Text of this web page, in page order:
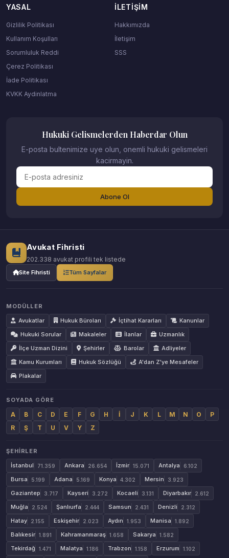
YASAL
Gizlilik Politikası
Kullanım Koşulları
Sorumluluk Reddi
Çerez Politikası
İade Politikası
KVKK Aydinlatma
İLETIŞIM
Hakkımızda
İletişim
SSS
Hukuki Gelismelerden Haberdar Olun
E-posta bultenimize uye olun, onemli hukuki gelismeleri
kacirmayin.
Abone Ol
Avukat Fihristi
202.338 avukat profili tek listede
Site Fihristi Tüm Sayfalar
MODÜLLER
Avukatlar
Hukuk Büroları İçtihat Kararları
Kanunlar
Hukuki Sorular
Makaleler İlanlar
Uzmanlık
İlçe Uzman Dizini
Şehirler Barolar
Adliyeler
Kamu Kurumları
Hukuk Sözlüğü
A'dan Z'ye Mesafeler
Plakalar
SOYADA GÖRE
A B C D E F G H İ J K L M N O
P
R
Ş T U V Y Z
ŞEHIRLER
İstanbul
71.359 Ankara 26.654 İzmir 15.071 Antalya 6.102
Bursa 5.199 Adana 5.169 Konya 4.302 Mersin 3.923
Gaziantep 3.717 Kayseri 3.272 Kocaeli 3.131 Diyarbakır 2.612
Muğla 2.524 Şanlıurfa 2.444 Samsun 2.431 Denizli 2.312
Hatay 2.155 Eskişehir 2.023 Aydın 1.953 Manisa 1.892
Balıkesir 1.891 Kahramanmaraş 1.658 Sakarya 1.582
Tekirdağ 1.471 Malatya 1.186 Trabzon 1.158 Erzurum 1.102